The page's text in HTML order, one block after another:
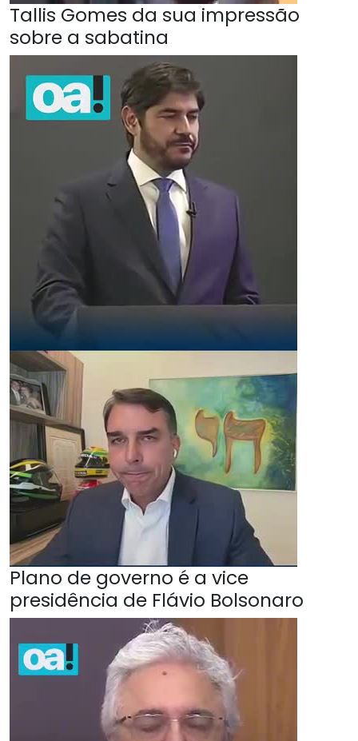
Tallis Gomes da sua impressão
sobre a sabatina
Plano de governo é a vice
presidência de Flávio Bolsonaro